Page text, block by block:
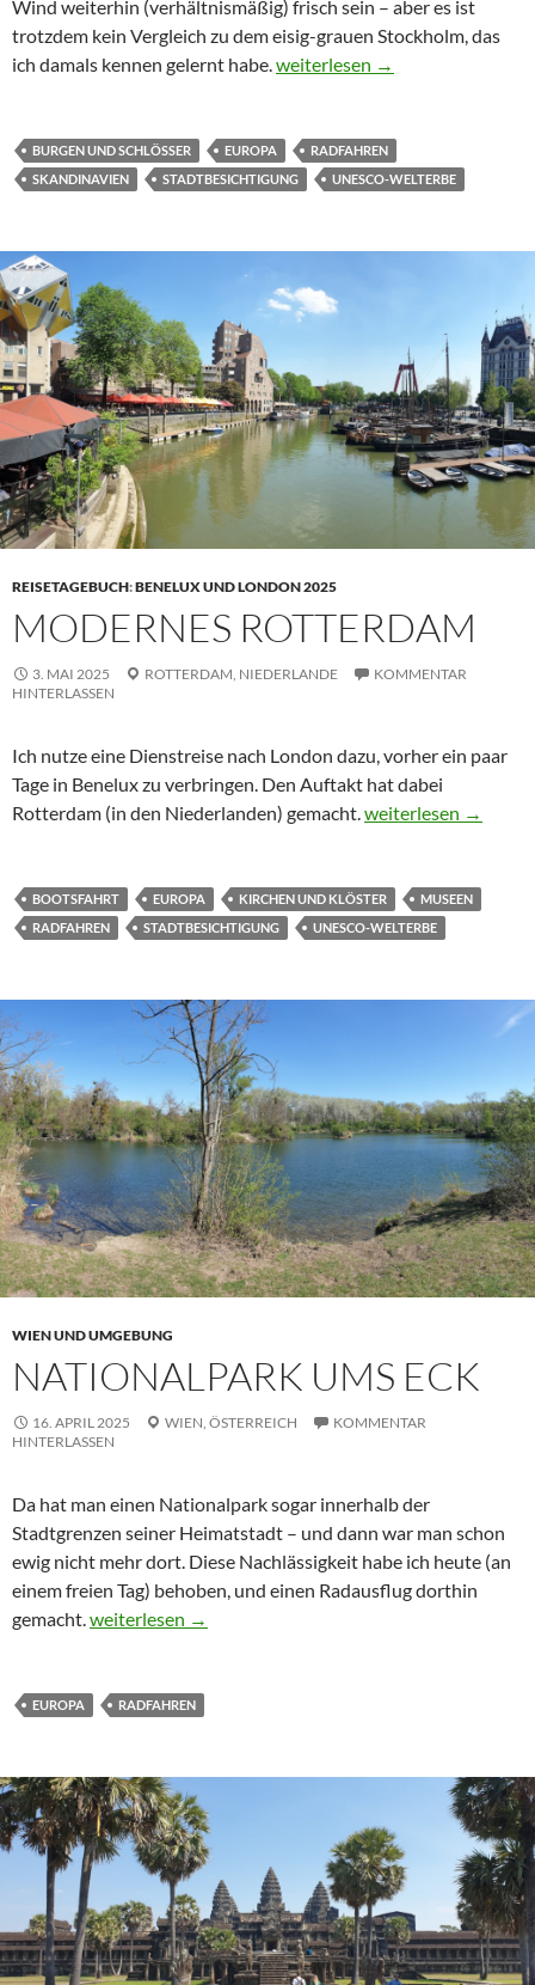
Wind weiterhin (verhältnismäßig) frisch sein – aber es ist
trotzdem kein Vergleich zu dem eisig-grauen Stockholm, das
ich damals kennen gelernt habe.Stockholm (auch) mit dem
weiterlesen →
BURGEN UND SCHLÖSSER EUROPA
RADFAHREN
SKANDINAVIEN
STADTBESICHTIGUNG UNESCO-WELTERBE
REISETAGEBUCH:BENELUX UND LONDON 2025
MODERNES ROTTERDAM
3. MAI 2025 ROTTERDAM, NIEDERLANDE
KOMMENTAR
HINTERLASSEN
Ich nutze eine Dienstreise nach London dazu, vorher ein paar
Tage in Benelux zu verbringen. Den Auftakt hat dabei
Rotterdam (in den Niederlanden) gemacht.Modernes
weiterlesen →
BOOTSFAHRT EUROPA KIRCHEN UND KLÖSTER
MUSEEN
RADFAHREN
STADTBESICHTIGUNG UNESCO-WELTERBE
WIEN UND UMGEBUNG
NATIONALPARK UMS ECK
16. APRIL 2025 WIEN, ÖSTERREICH
KOMMENTAR
HINTERLASSEN
Da hat man einen Nationalpark sogar innerhalb der
Stadtgrenzen seiner Heimatstadt – und dann war man schon
ewig nicht mehr dort. Diese Nachlässigkeit habe ich heute (an
einem freien Tag) behoben, und einen Radausflug dorthin
gemacht. Nationalpark ums Eck
weiterlesen →
EUROPA RADFAHREN